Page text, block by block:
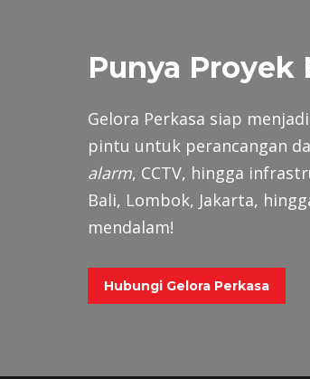
Punya Proyek
Gelora Perkasa siap
pintu untuk perancangan
alarm, CCTV, hingga
Bali, Lombok, Jakarta,
mendalam!
Hubungi Gelora Perkasa